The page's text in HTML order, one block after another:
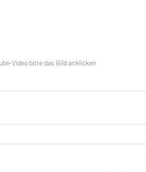
Video bitte das Bild anklicken